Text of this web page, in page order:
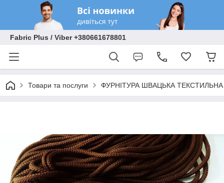
Fabric Plus / Viber +380661678801
Товари та послуги ФУРНІТУРА ШВАЦЬКА ТЕКСТИЛЬНА